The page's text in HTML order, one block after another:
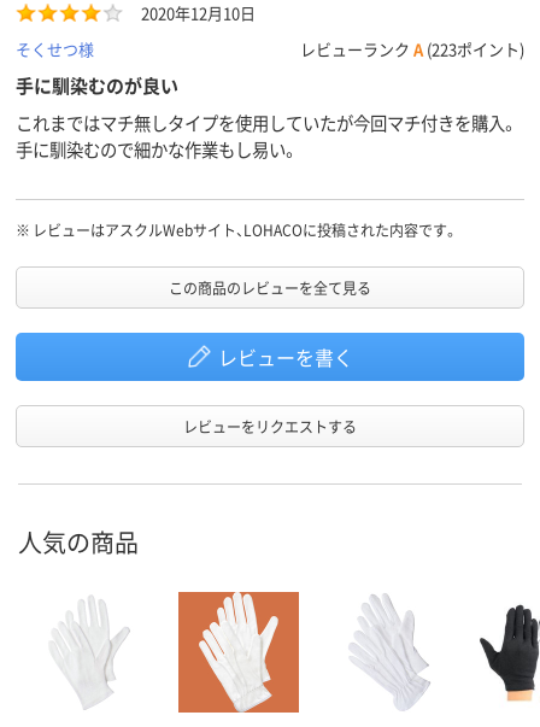
2020年12月10日
そくせつ様
レビューランク A (223ポイント)
手に馴染むのが良い
これまではマチ無しタイプを使用していたが今回マチ付きを購入。
手に馴染むので細かな作業もし易い。
※ レビューはアスクルWebサイト、LOHACOに投稿された内容です。
この商品のレビューを全て見る
レビューを書く
レビューをリクエストする
人気の商品